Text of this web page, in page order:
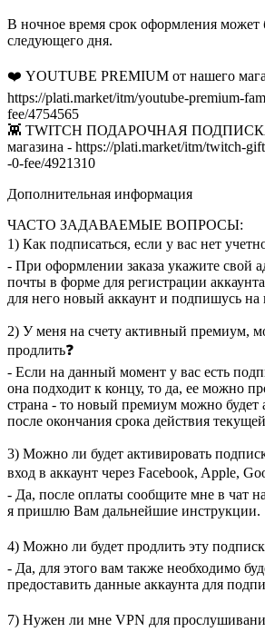
В ночное время срок оформления может
следующего дня.
❤️ YOUTUBE PREMIUM от нашего
https://plati.market/itm/youtube-premium-
fee/4754565
👾 TWITCH ПОДАРОЧНАЯ
магазина - https://plati.market/itm/twitch-
-0-fee/4921310
Дополнительная информация
ЧАСТО ЗАДАВАЕМЫЕ ВОПРОСЫ:
1) Как подписаться, если у вас нет
- При оформлении заказа укажите свой
почты в форме для регистрации
для него новый аккаунт и подпишусь на
2) У меня на счету активный премиум,
продлить❓
- Если на данный момент у вас есть
она подходит к концу, то да, ее можно
страна - то новый премиум можно будет
после окончания срока действия
3) Можно ли будет активировать
вход в аккаунт через Facebook, Apple,
- Да, после оплаты сообщите мне в чат
я пришлю Вам дальнейшие инструкции.
4) Можно ли будет продлить эту
- Да, для этого вам также необходимо
предоставить данные аккаунта для
7) Нужен ли мне VPN для